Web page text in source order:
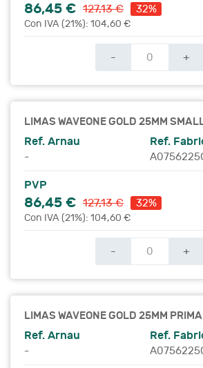
86,45 € 127,13 €
32%
Con IVA (21%): 104,60 €
- +
LIMAS WAVEONE GOLD 25MM
Ref. Arnau
-
Ref.
PVP
86,45 € 127,13 €
32%
Con IVA (21%): 104,60 €
- +
LIMAS WAVEONE GOLD 25MM
Ref. Arnau
-
Ref.